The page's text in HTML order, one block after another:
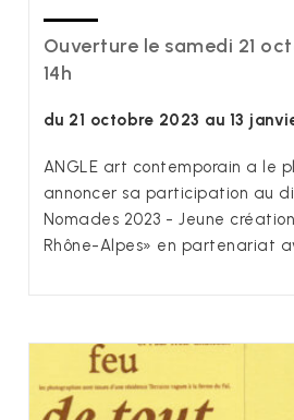
Ouverture le samedi 21
14h
du 21 octobre 2023 au 13
ANGLE art contemporain a le
annoncer sa participation au
Nomades 2023 - Jeune
Rhône-Alpes» en partenariat